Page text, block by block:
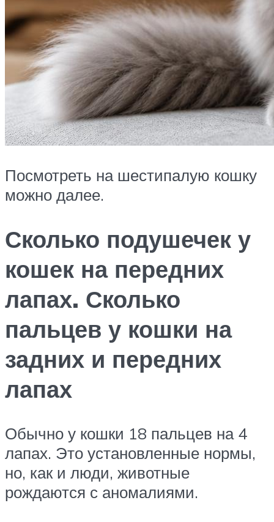
Посмотреть на шестипалую кошку
можно далее.
Сколько подушечек у
кошек на передних
лапах. Сколько
пальцев у кошки на
задних и передних
лапах
Обычно у кошки 18 пальцев на 4
лапах. Это установленные нормы,
но, как и люди, животные
рождаются с аномалиями.